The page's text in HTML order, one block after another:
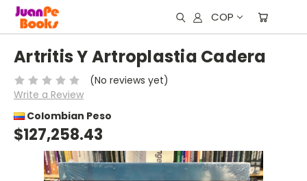
COP
Artritis Y Artroplastia Cadera
(No reviews yet)
Write a Review
Colombian Peso
$127,258.43